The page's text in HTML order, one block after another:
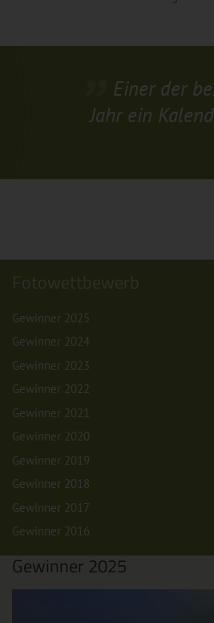
Einer der
Jahr ein
Fotowettbewerb
Gewinner 2025
Gewinner 2024
Gewinner 2023
Gewinner 2022
Gewinner 2021
Gewinner 2020
Gewinner 2019
Gewinner 2018
Gewinner 2017
Gewinner 2016
Gewinner 2025